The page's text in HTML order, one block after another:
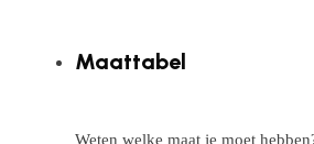
Maattabel
Weten welke maat je moet